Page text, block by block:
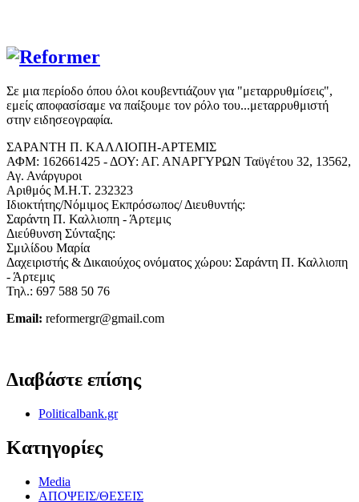
Σε μια περίοδο όπου όλοι κουβεντιάζουν για "μεταρρυθμίσεις",
εμείς αποφασίσαμε να παίξουμε τον ρόλο του...μεταρρυθμιστή
στην ειδησεογραφία.
ΣΑΡΑΝΤΗ Π. ΚΑΛΛΙΟΠΗ-ΑΡΤΕΜΙΣ
ΑΦΜ: 162661425 - ΔΟΥ: ΑΓ. ΑΝΑΡΓΥΡΩΝ Ταϋγέτου 32, 13562,
Αγ. Ανάργυροι
Αριθμός Μ.Η.Τ. 232323
Ιδιοκτήτης/Νόμιμος Εκπρόσωπος/ Διευθυντής:
Σαράντη Π. Καλλιοπη - Άρτεμις
Διεύθυνση Σύνταξης:
Σμιλίδου Μαρία
Δαχειριστής & Δικαιούχος ονόματος χώρου: Σαράντη Π. Καλλιοπη
- Άρτεμις
Τηλ.: 697 588 50 76
Email: reformergr@gmail.com
Διαβάστε επίσης
Politicalbank.gr
Κατηγορίες
Media
ΑΠΟΨΕΙΣ/ΘΕΣΕΙΣ